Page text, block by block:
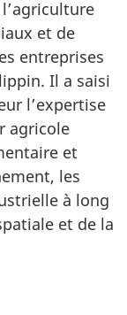
et de
entreprises
Il a saisi
l’expertise
agricole
et
les
à long
et de la